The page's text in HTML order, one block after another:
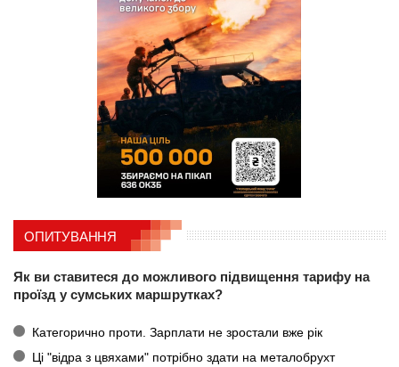
ОПИТУВАННЯ
Як ви ставитеся до можливого підвищення тарифу на
проїзд у сумських маршрутках?
Категорично проти. Зарплати не зростали вже рік
Ці "відра з цвяхами" потрібно здати на металобрухт